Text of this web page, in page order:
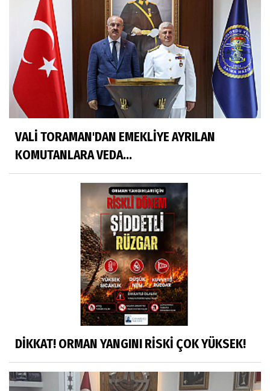
VALİ TORAMAN'DAN EMEKLİYE AYRILAN
KOMUTANLARA VEDA...
DİKKAT! ORMAN YANGINI RİSKİ ÇOK YÜKSEK!